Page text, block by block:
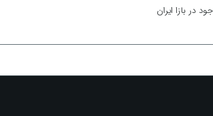
در بازا ایران